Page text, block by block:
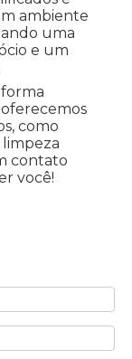
ambiente
uma
e um
como
contato
você!